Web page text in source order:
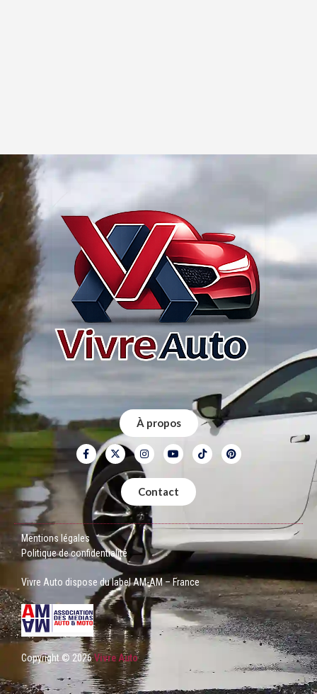
À propos
Contact
Mentions légales
Politique de confidentialité
Vivre Auto dispose du label AM-AM – France
Copyright © 2026Vivre Auto